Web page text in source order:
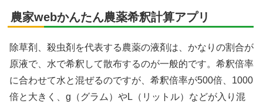
農家webかんたん農薬希釈計算アプリ
除草剤、殺虫剤を代表する農薬の液剤は、かなりの割合が
原液で、水で希釈して散布するのが一般的です。希釈倍率
に合わせて水と混ぜるのですが、希釈倍率が500倍、1000
倍と大きく、g（グラム）やL（リットル）などが入り混